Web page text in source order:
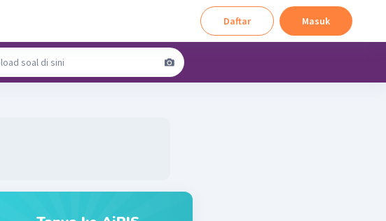
Daftar Masuk